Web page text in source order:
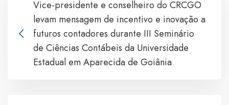
Vice-presidente e conselheiro do CRCGO
levam mensagem de incentivo e inovação a
futuros contadores durante III Seminário
de Ciências Contábeis da Universidade
Estadual em Aparecida de Goiânia